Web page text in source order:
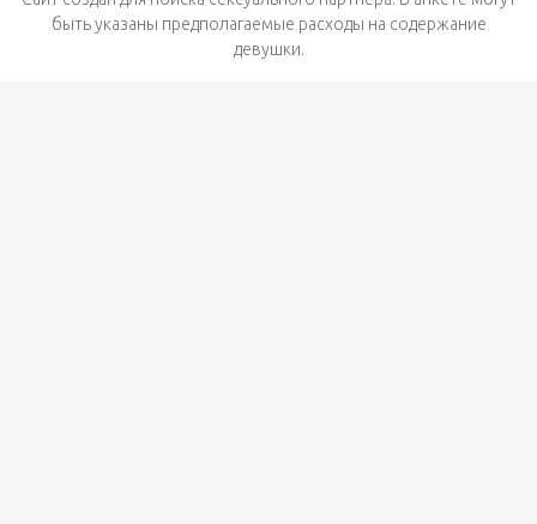
быть указаны предполагаемые расходы на содержание
девушки.